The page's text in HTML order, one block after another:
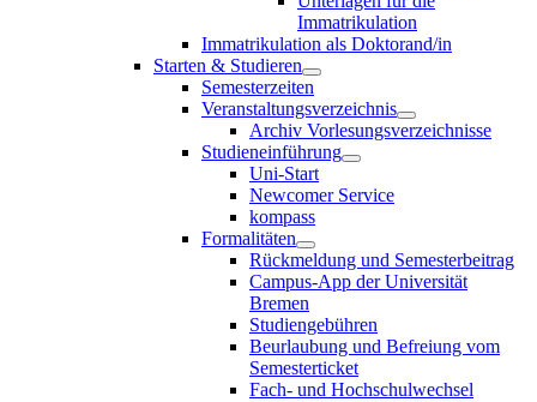
Immatrikulation
Immatrikulation als Doktorand/in
Starten & Studieren
Semesterzeiten
Veranstaltungsverzeichnis
Archiv Vorlesungsverzeichnisse
Studieneinführung
Uni-Start
Newcomer Service
kompass
Formalitäten
Rückmeldung und Semesterbeitrag
Campus-App der Universität
Bremen
Studiengebühren
Beurlaubung und Befreiung vom
Semesterticket
Fach- und Hochschulwechsel